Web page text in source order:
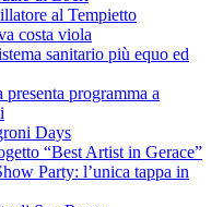
al Tempietto
costa viola
sanitario più equo ed
programma a
Days
“Best Artist in Gerace”
Party: l’unica tappa in